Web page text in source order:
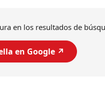
en los resultados de
en Google ↗️